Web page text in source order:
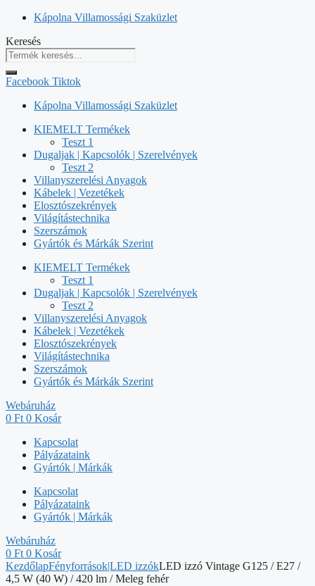
Kilépés
tartalomba
Kápolna Villamossági Szaküzlet
Keresés
Facebook Tiktok
Kápolna Villamossági Szaküzlet
KIEMELT Termékek
Teszt 1
Dugaljak | Kapcsolók | Szerelvények
Teszt 2
Villanyszerelési Anyagok
Kábelek | Vezetékek
Elosztószekrények
Világítástechnika
Szerszámok
Gyártók és Márkák Szerint
KIEMELT Termékek
Teszt 1
Dugaljak | Kapcsolók | Szerelvények
Teszt 2
Villanyszerelési Anyagok
Kábelek | Vezetékek
Elosztószekrények
Világítástechnika
Szerszámok
Gyártók és Márkák Szerint
Webáruház
0 Ft 0 Kosár
Kapcsolat
Pályázataink
Gyártók | Márkák
Kapcsolat
Pályázataink
Gyártók | Márkák
Webáruház
0 Ft 0 Kosár
KezdőlapFényforrások|LED izzókLED izzó Vintage G125 / E27 /
4,5 W (40 W) / 420 lm / Meleg fehér